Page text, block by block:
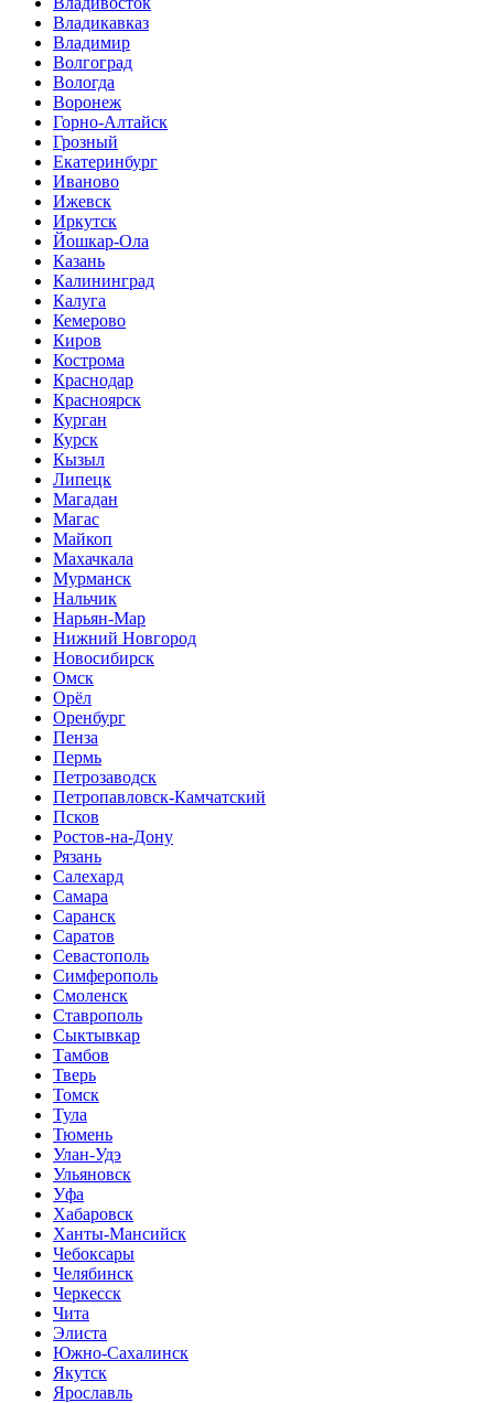
Владикавказ
Владимир
Волгоград
Вологда
Воронеж
Горно-Алтайск
Грозный
Екатеринбург
Иваново
Ижевск
Иркутск
Йошкар-Ола
Казань
Калининград
Калуга
Кемерово
Киров
Кострома
Краснодар
Красноярск
Курган
Курск
Кызыл
Липецк
Магадан
Магас
Майкоп
Махачкала
Мурманск
Нальчик
Нарьян-Мар
Нижний Новгород
Новосибирск
Омск
Орёл
Оренбург
Пенза
Пермь
Петрозаводск
Петропавловск-Камчатский
Псков
Ростов-на-Дону
Рязань
Салехард
Самара
Саранск
Саратов
Севастополь
Симферополь
Смоленск
Ставрополь
Сыктывкар
Тамбов
Тверь
Томск
Тула
Тюмень
Улан-Удэ
Ульяновск
Уфа
Хабаровск
Ханты-Мансийск
Чебоксары
Челябинск
Черкесск
Чита
Элиста
Южно-Сахалинск
Якутск
Ярославль